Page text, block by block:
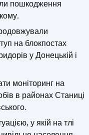
пошкодження
на блокпостах
у Донецькій і
моніторинг на
в районах Станиці
у якій на тлі